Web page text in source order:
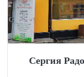
Сергия